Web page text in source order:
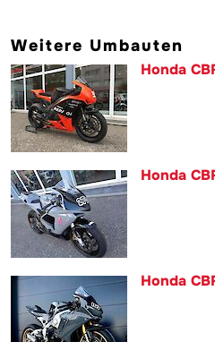
Weitere Umbauten
Honda
Honda
Honda